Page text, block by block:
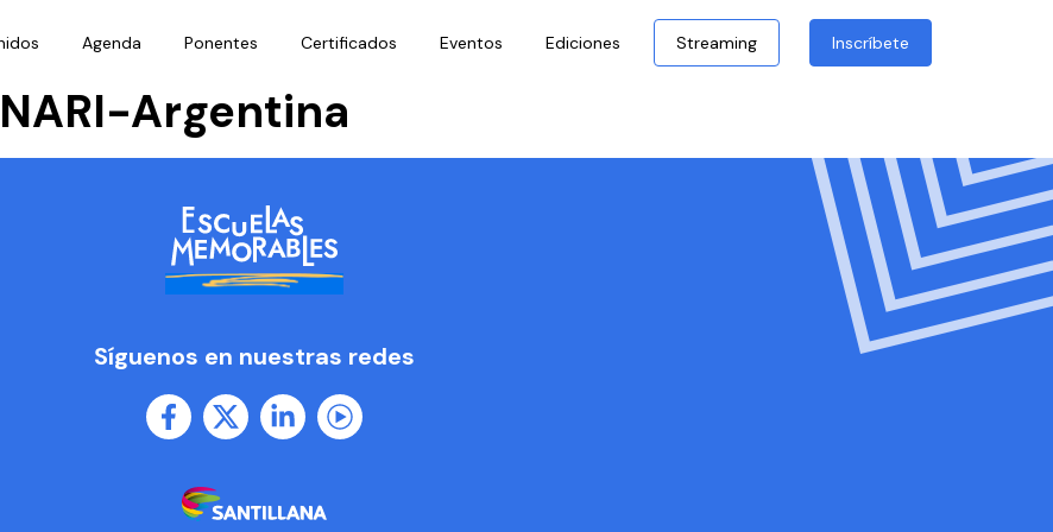
Agenda Ponentes Certificados Eventos Ediciones Streaming Inscríbete
Argentina
Síguenos en nuestras redes